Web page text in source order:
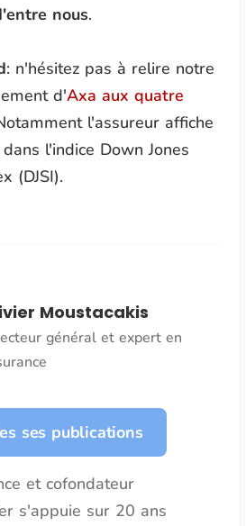
nous.
: n'hésitez pas à relire notre
d'Axa aux quatre
l'assureur affiche
l'indice Down Jones
(DJSI).
Moustacakis
général et expert en
ses publications
et cofondateur
s'appuie sur 20 ans